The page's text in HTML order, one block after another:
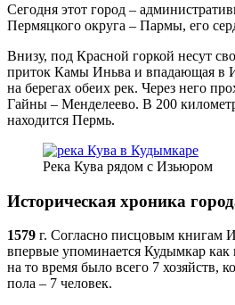
Сегодня этот город –
Пермяцкого округа – Пармы, его
Внизу, под Красной горкой несут
приток Камы Иньва и впадающая в
на берегах обеих рек. Через него
Гайны – Менделеево. В 200
находится Пермь.
Река Кува рядом с Изьюром
Историческая хроника
1579 г. Согласно писцовым книгам
впервые упоминается Кудымкар
на то время было всего 7 хозяйств,
пола – 7 человек.